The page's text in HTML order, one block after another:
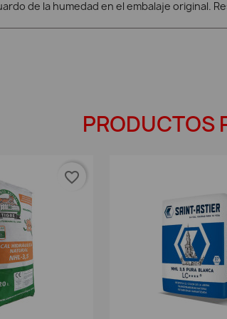
de la humedad en el embalaje original.
PRODUCTOS
favorite_border